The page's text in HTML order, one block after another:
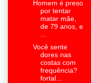
Homem é preso
por tentar
matar mãe,
de 79 anos, e
Você sente
dores nas
costas com
frequência?
fortal...